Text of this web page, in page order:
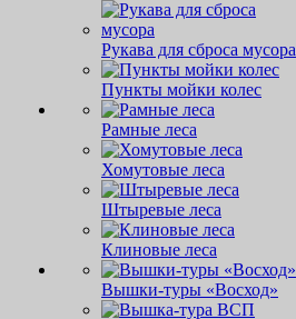
Рукава для сброса мусора
Пункты мойки колес
Рамные леса
Хомутовые леса
Штыревые леса
Клиновые леса
Вышки-туры «Восход»